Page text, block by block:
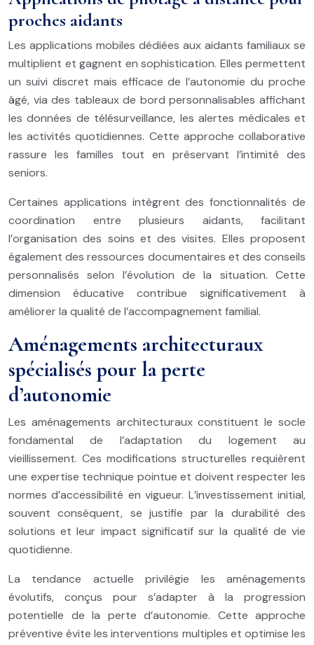
proches aidants
Les applications mobiles dédiées aux aidants familiaux se
multiplient et gagnent en sophistication. Elles permettent
un suivi discret mais efficace de l’autonomie du proche
âgé, via des tableaux de bord personnalisables affichant
les données de télésurveillance, les alertes médicales et
les activités quotidiennes. Cette approche collaborative
rassure les familles tout en préservant l’intimité des
seniors.
Certaines applications intègrent des fonctionnalités de
coordination entre plusieurs aidants, facilitant
l’organisation des soins et des visites. Elles proposent
également des ressources documentaires et des conseils
personnalisés selon l’évolution de la situation. Cette
dimension éducative contribue significativement à
améliorer la qualité de l’accompagnement familial.
Aménagements architecturaux
spécialisés pour la perte
d’autonomie
Les aménagements architecturaux constituent le socle
fondamental de l’adaptation du logement au
vieillissement. Ces modifications structurelles requièrent
une expertise technique pointue et doivent respecter les
normes d’accessibilité en vigueur. L’investissement initial,
souvent conséquent, se justifie par la durabilité des
solutions et leur impact significatif sur la qualité de vie
quotidienne.
La tendance actuelle privilégie les aménagements
évolutifs, conçus pour s’adapter à la progression
potentielle de la perte d’autonomie. Cette approche
préventive évite les interventions multiples et optimise les